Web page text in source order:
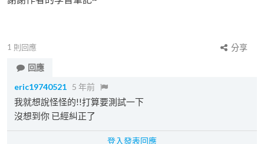
1 則回應
分享
回應
eric19740521 5 年前
我就想說怪怪的!!打算要測試一下
沒想到你 已經糾正了
登入發表回應